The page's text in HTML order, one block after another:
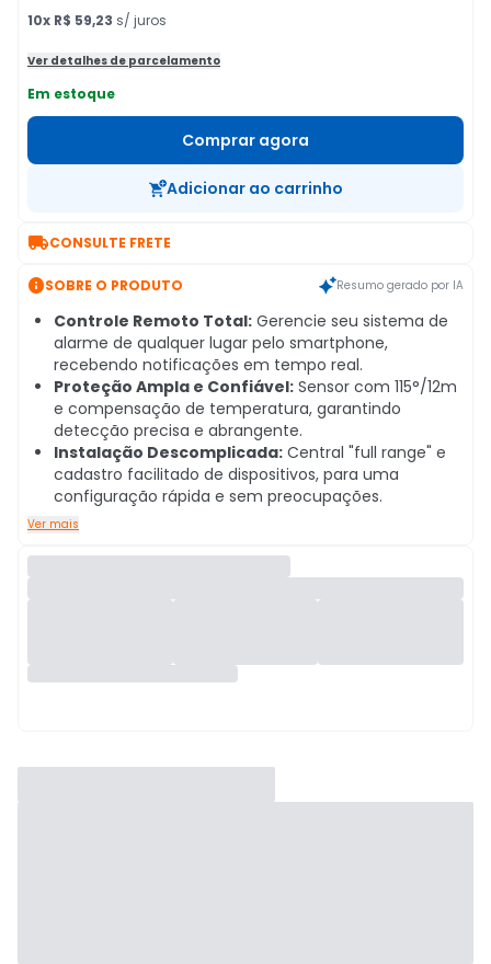
10x R$ 59,23 s/ juros
Ver detalhes de parcelamento
Em estoque
Comprar agora
Adicionar ao carrinho
CONSULTE FRETE
SOBRE O PRODUTO Resumo gerado por IA
Controle Remoto Total: Gerencie seu sistema de
alarme de qualquer lugar pelo smartphone,
recebendo notificações em tempo real.
Proteção Ampla e Confiável: Sensor com 115°/12m
e compensação de temperatura, garantindo
detecção precisa e abrangente.
Instalação Descomplicada: Central "full range" e
cadastro facilitado de dispositivos, para uma
configuração rápida e sem preocupações.
Ver mais